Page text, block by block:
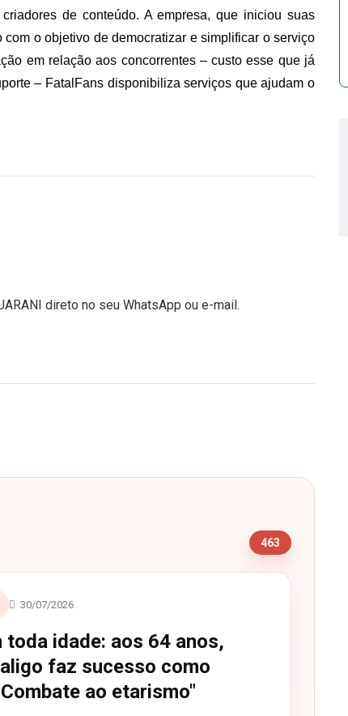
de conteúdo. A empresa, que iniciou suas
o objetivo de democratizar e simplificar o serviço
em relação aos concorrentes – custo esse que já
– FatalFans disponibiliza serviços que ajudam o
direto no seu WhatsApp ou e-mail.
463
30/07/2026
toda idade: aos 64 anos,
faz sucesso como
ao etarismo"